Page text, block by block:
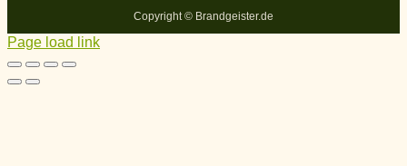
Copyright © Brandgeister.de
Page load link